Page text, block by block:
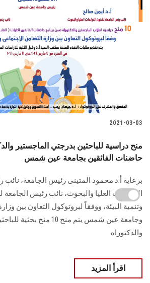
2021-03-03
منح دراسية للباحثين بدرجتي الماجستير
حاضنات الفائقين بجامعة عين شمس
برعاية أ.د محمود المتينى رئيس الجامعة،
الدراسات العليا والبحوث، نائب رئيس
وتنمية البيئة، ووفقاً لبروتوكول التعاون بين
وجامعة عين شمس يتم منح 10
والدكتوراه
اقرأ المزيد